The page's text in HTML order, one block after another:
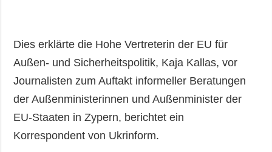
Dies erklärte die Hohe Vertreterin der EU für
Außen- und Sicherheitspolitik, Kaja Kallas, vor
Journalisten zum Auftakt informeller Beratungen
der Außenministerinnen und Außenminister der
EU-Staaten in Zypern, berichtet ein
Korrespondent von Ukrinform.